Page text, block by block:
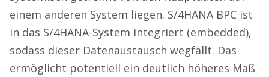
einem anderen System liegen. S/4HANA BPC ist
in das S/4HANA-System integriert (embedded),
sodass dieser Datenaustausch wegfällt. Das
ermöglicht potentiell ein deutlich höheres Maß